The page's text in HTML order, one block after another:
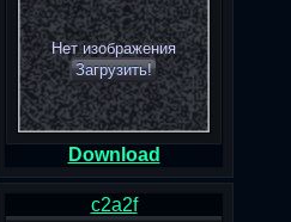
Нет изображения
Загрузить!
Download
c2a2f